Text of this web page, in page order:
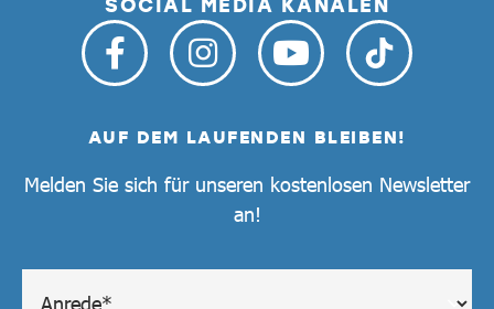
AUF DEM LAUFENDEN BLEIBEN!
Melden Sie sich für unseren kostenlosen Newsletter
an!